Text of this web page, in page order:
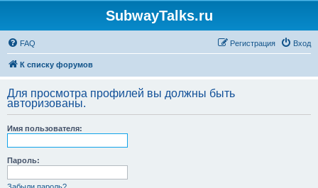
SubwayTalks.ru
FAQ Вход
Регистрация
К списку форумов
Для просмотра профилей вы должны быть
авторизованы.
Имя пользователя:
Пароль: